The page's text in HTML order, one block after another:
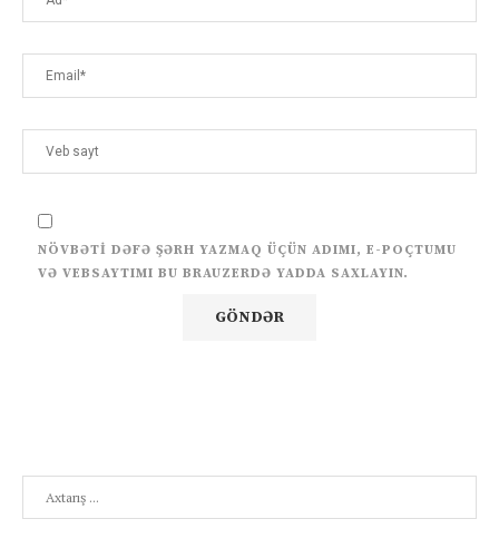
NÖVBƏTI DƏFƏ ŞƏRH YAZMAQ ÜÇÜN ADIMI, E-POÇTUMU
VƏ VEBSAYTIMI BU BRAUZERDƏ YADDA SAXLAYIN.